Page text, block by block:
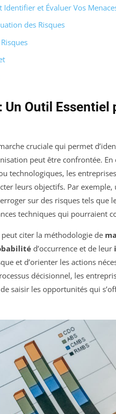
Identifier et Évaluer Vos
des Risques
Un Outil
cruciale qui permet
peut être confrontée.
technologiques, les
leurs objectifs. Par
sur des risques tels que
techniques qui pourraient
citer la méthodologie de
d’occurrence et de leur
et d’orienter les actions
décisionnel, les
saisir les opportunités qui